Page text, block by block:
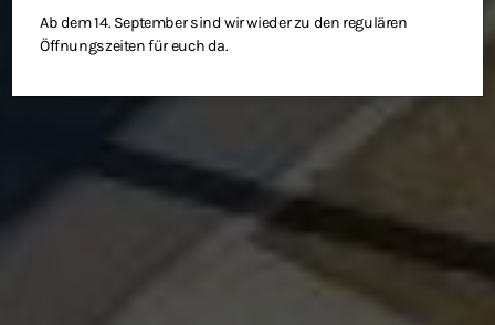
Ab dem 14. September sind wir wieder zu den regulären
Öffnungszeiten für euch da.